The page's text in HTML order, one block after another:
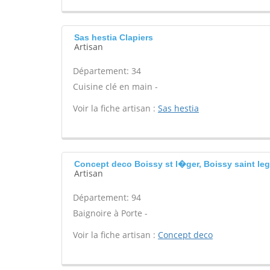
Sas hestia Clapiers
Artisan
Département: 34
Cuisine clé en main -
Voir la fiche artisan : Sas hestia
Concept deco Boissy st l�ger, Boissy saint
Artisan
Département: 94
Baignoire à Porte -
Voir la fiche artisan : Concept deco